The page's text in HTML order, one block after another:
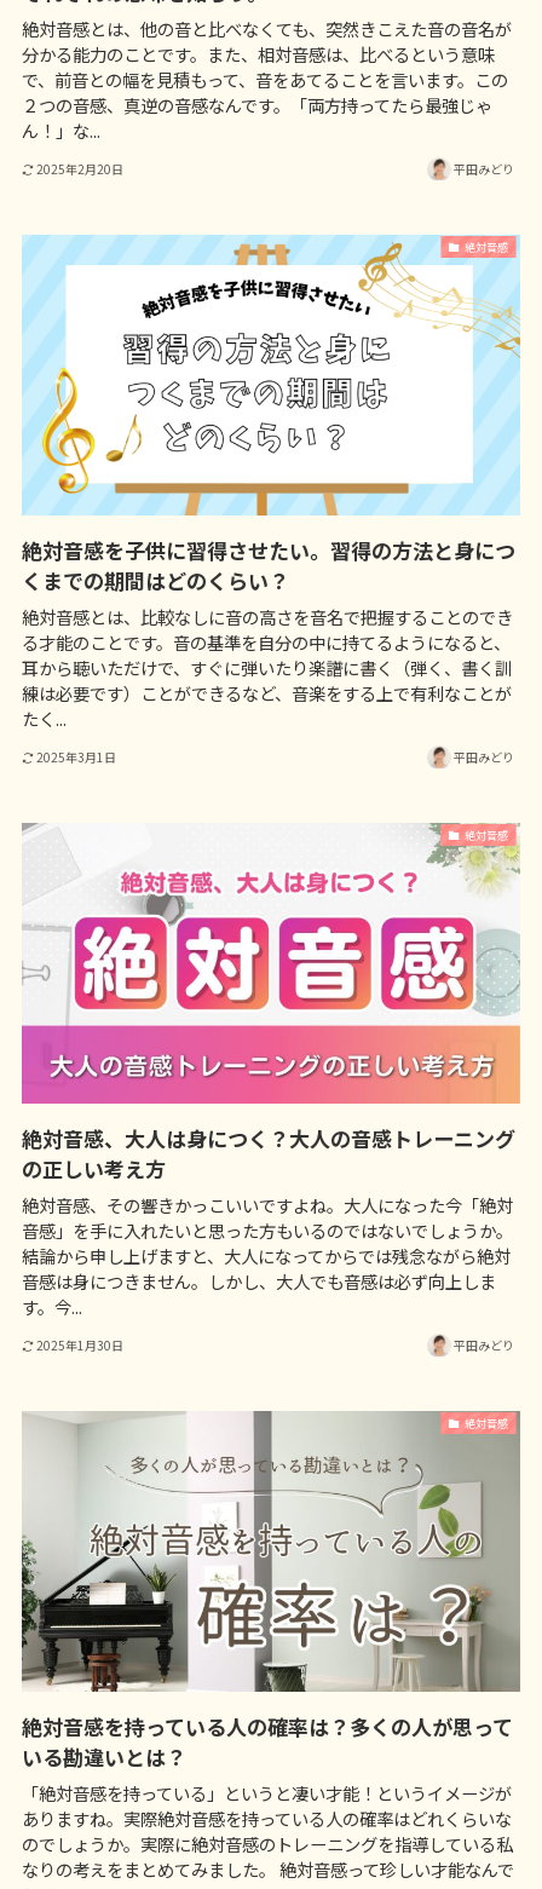
絶対音感とは、他の音と比べなくても、突然きこえた音の音名が
分かる能力のことです。また、相対音感は、比べるという意味
で、前音との幅を見積もって、音をあてることを言います。この
２つの音感、真逆の音感なんです。「両方持ってたら最強じゃ
ん！」な...
2025年2月20日 平田みどり
絶対音感
絶対音感を子供に習得させたい。習得の方法と身につ
くまでの期間はどのくらい？
絶対音感とは、比較なしに音の高さを音名で把握することのでき
る才能のことです。音の基準を自分の中に持てるようになると、
耳から聴いただけで、すぐに弾いたり楽譜に書く（弾く、書く訓
練は必要です）ことができるなど、音楽をする上で有利なことが
たく...
2025年3月1日 平田みどり
絶対音感
絶対音感、大人は身につく？大人の音感トレーニング
の正しい考え方
絶対音感、その響きかっこいいですよね。大人になった今「絶対
音感」を手に入れたいと思った方もいるのではないでしょうか。
結論から申し上げますと、大人になってからでは残念ながら絶対
音感は身につきません。しかし、大人でも音感は必ず向上しま
す。今...
2025年1月30日 平田みどり
絶対音感
絶対音感を持っている人の確率は？多くの人が思って
いる勘違いとは？
「絶対音感を持っている」というと凄い才能！というイメージが
ありますね。実際絶対音感を持っている人の確率はどれくらいな
のでしょうか。実際に絶対音感のトレーニングを指導している私
なりの考えをまとめてみました。 絶対音感って珍しい才能なんで